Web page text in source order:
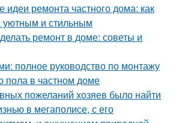
ремонта частного дома: как
уютным и стильным
ремонт в доме: советы и
полное руководство по монтажу
пола в частном доме
пожеланий хозяев было найти
в мегаполисе, с его